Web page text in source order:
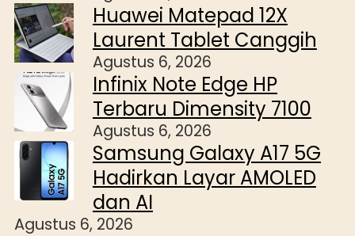
Huawei Matepad 12X
Laurent Tablet Canggih
Agustus 6, 2026
Infinix Note Edge HP
Terbaru Dimensity 7100
Agustus 6, 2026
Samsung Galaxy A17 5G
Hadirkan Layar AMOLED
dan AI
Agustus 6, 2026